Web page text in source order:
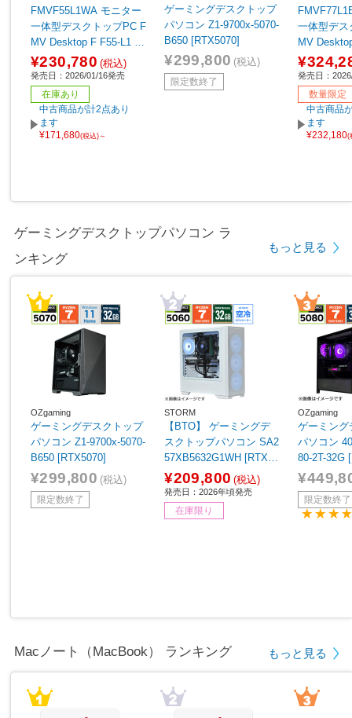
FMVF55L1WA モニター
一体型デスクトップPC F
MV Desktop F F55-L1 ホ
ワイト ［23.8型 /Window
s11 Home /AMD Ryzen5
/メモリ：16GB /SSD：5
12GB /Microsoft 365 Per
sonal /2026年1月モデ
ル］
¥230,780 (税込)
発売日：2026/01/16発売
在庫あり
中古商品が計2点あり
ます
¥171,680(税込)～
ゲーミングデスクトップ
パソコン Z1-9700x-5070-
B650 [RTX5070]
¥299,800 (税込)
限定数終了
一体型デ
MV
MD Ryzen
ク ［27型 /
ome /メモ
D：1TB /
ersonal /
ル］
発売日：
数量限定
中古商品
ます
¥232,180(
ゲーミングデスクトップパソコン ラ
ンキング
もっと見る
OZgaming
ゲーミングデスクトップ
パソコン Z1-9700x-5070-
B650 [RTX5070]
¥299,800 (税込)
限定数終了
STORM
【BTO】 ゲーミングデ
スクトップパソコン SA2
57XB5632G1WH [RTX 5
060 8GB]
¥209,800 (税込)
発売日：2026年頃発売
在庫限り
OZgaming
ゲーミン
パソコン
80-2T-32G
限定数終了
Macノート（MacBook） ランキング もっと見る